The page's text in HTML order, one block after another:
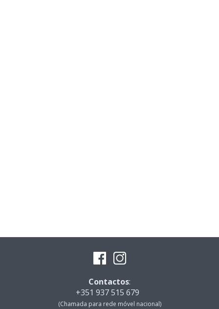
Contactos:
+351 937 515 679
(Chamada para rede móvel nacional)